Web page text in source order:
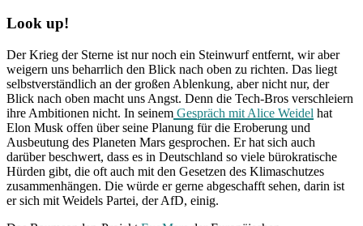
Look up!
Der Krieg der Sterne ist nur noch ein Steinwurf entfernt, wir aber
weigern uns beharrlich den Blick nach oben zu richten. Das liegt
selbstverständlich an der großen Ablenkung, aber nicht nur, der
Blick nach oben macht uns Angst. Denn die Tech-Bros verschleiern
ihre Ambitionen nicht. In seinem Gespräch mit Alice Weidel hat
Elon Musk offen über seine Planung für die Eroberung und
Ausbeutung des Planeten Mars gesprochen. Er hat sich auch
darüber beschwert, dass es in Deutschland so viele bürokratische
Hürden gibt, die oft auch mit den Gesetzen des Klimaschutzes
zusammenhängen. Die würde er gerne abgeschafft sehen, darin ist
er sich mit Weidels Partei, der AfD, einig.